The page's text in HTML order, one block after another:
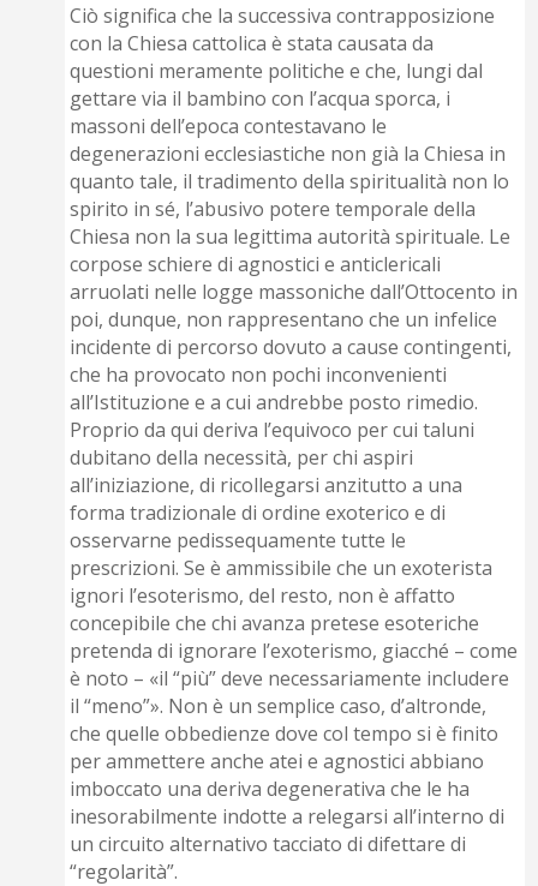
Ciò significa che la successiva contrapposizione
con la Chiesa cattolica è stata causata da
questioni meramente politiche e che, lungi dal
gettare via il bambino con l’acqua sporca, i
massoni dell’epoca contestavano le
degenerazioni ecclesiastiche non già la Chiesa in
quanto tale, il tradimento della spiritualità non lo
spirito in sé, l’abusivo potere temporale della
Chiesa non la sua legittima autorità spirituale. Le
corpose schiere di agnostici e anticlericali
arruolati nelle logge massoniche dall’Ottocento in
poi, dunque, non rappresentano che un infelice
incidente di percorso dovuto a cause contingenti,
che ha provocato non pochi inconvenienti
all’Istituzione e a cui andrebbe posto rimedio.
Proprio da qui deriva l’equivoco per cui taluni
dubitano della necessità, per chi aspiri
all’iniziazione, di ricollegarsi anzitutto a una
forma tradizionale di ordine exoterico e di
osservarne pedissequamente tutte le
prescrizioni. Se è ammissibile che un exoterista
ignori l’esoterismo, del resto, non è affatto
concepibile che chi avanza pretese esoteriche
pretenda di ignorare l’exoterismo, giacché – come
è noto – «il “più” deve necessariamente includere
il “meno”». Non è un semplice caso, d’altronde,
che quelle obbedienze dove col tempo si è finito
per ammettere anche atei e agnostici abbiano
imboccato una deriva degenerativa che le ha
inesorabilmente indotte a relegarsi all’interno di
un circuito alternativo tacciato di difettare di
“regolarità”.